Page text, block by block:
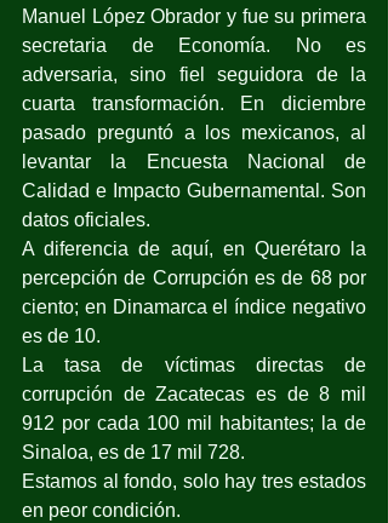
Manuel López Obrador y fue su primera
secretaria de Economía. No es
adversaria, sino fiel seguidora de la
cuarta transformación. En diciembre
pasado preguntó a los mexicanos, al
levantar la Encuesta Nacional de
Calidad e Impacto Gubernamental. Son
datos oficiales.
A diferencia de aquí, en Querétaro la
percepción de Corrupción es de 68 por
ciento; en Dinamarca el índice negativo
es de 10.
La tasa de víctimas directas de
corrupción de Zacatecas es de 8 mil
912 por cada 100 mil habitantes; la de
Sinaloa, es de 17 mil 728.
Estamos al fondo, solo hay tres estados
en peor condición.